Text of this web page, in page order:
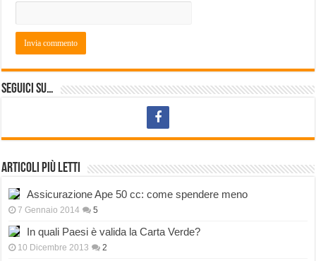
Seguici su…
Articoli più letti
Assicurazione Ape 50 cc: come spendere meno
7 Gennaio 2014 5
In quali Paesi è valida la Carta Verde?
10 Dicembre 2013 2